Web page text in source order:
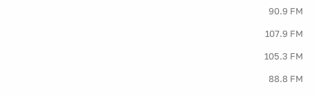
90.9 FM
107.9 FM
105.3 FM
88.8 FM